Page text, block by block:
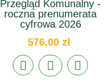
Przegląd Komunalny -
roczna prenumerata
cyfrowa 2026
576,00 zł